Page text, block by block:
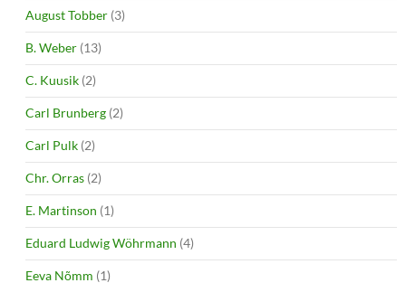
August Tobber (3)
B. Weber (13)
C. Kuusik (2)
Carl Brunberg (2)
Carl Pulk (2)
Chr. Orras (2)
E. Martinson (1)
Eduard Ludwig Wöhrmann (4)
Eeva Nõmm (1)